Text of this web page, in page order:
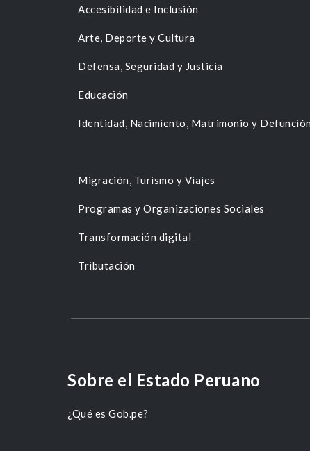
Accesibilidad e Inclusión
Arte, Deporte y Cultura
Defensa, Seguridad y Justicia
Educación
Identidad, Nacimiento, Matrimonio y Defunción
Migración, Turismo y Viajes
Programas y Organizaciones Sociales
Transformación digital
Tributación
Sobre el Estado Peruano
¿Qué es Gob.pe?